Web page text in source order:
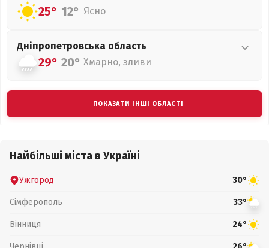
25° 12° Ясно
Дніпропетровська область
29° 20° Хмарно, зливи
ПОКАЗАТИ ІНШІ ОБЛАСТІ
Найбільші міста в Україні
Ужгород 30°
Сімферополь 33°
Вінниця 24°